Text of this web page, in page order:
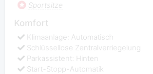
Sportsitze
Komfort
Klimaanlage: Automatisch
Schlüssellose Zentralverriegelung
Parkassistent: Hinten
Start-Stopp-Automatik